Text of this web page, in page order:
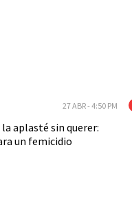
27 ABR - 4:50 PM